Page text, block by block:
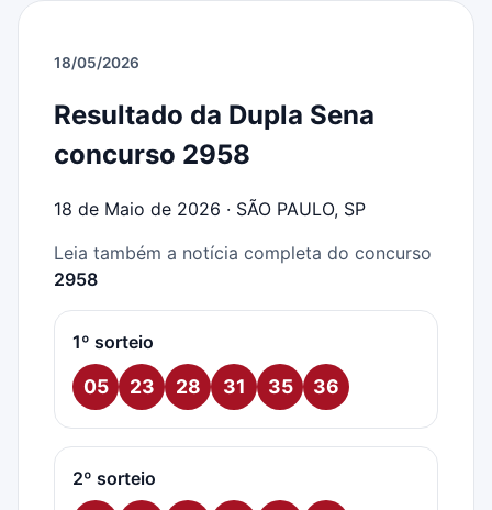
18/05/2026
Resultado da Dupla Sena
concurso 2958
18 de Maio de 2026 · SÃO PAULO, SP
Leia também a notícia completa do concurso
2958
1º sorteio
05 23 28 31 35 36
2º sorteio